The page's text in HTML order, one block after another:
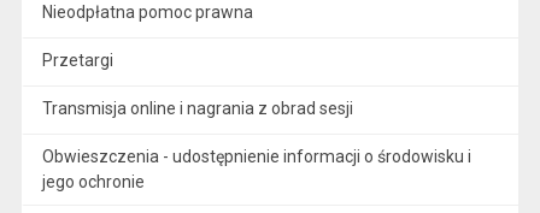
Nieodpłatna pomoc prawna
Przetargi
Transmisja online i nagrania z obrad sesji
Obwieszczenia - udostępnienie informacji o środowisku i
jego ochronie